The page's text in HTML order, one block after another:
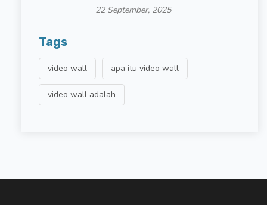
22 September, 2025
Tags
video wall apa itu video wall
video wall adalah